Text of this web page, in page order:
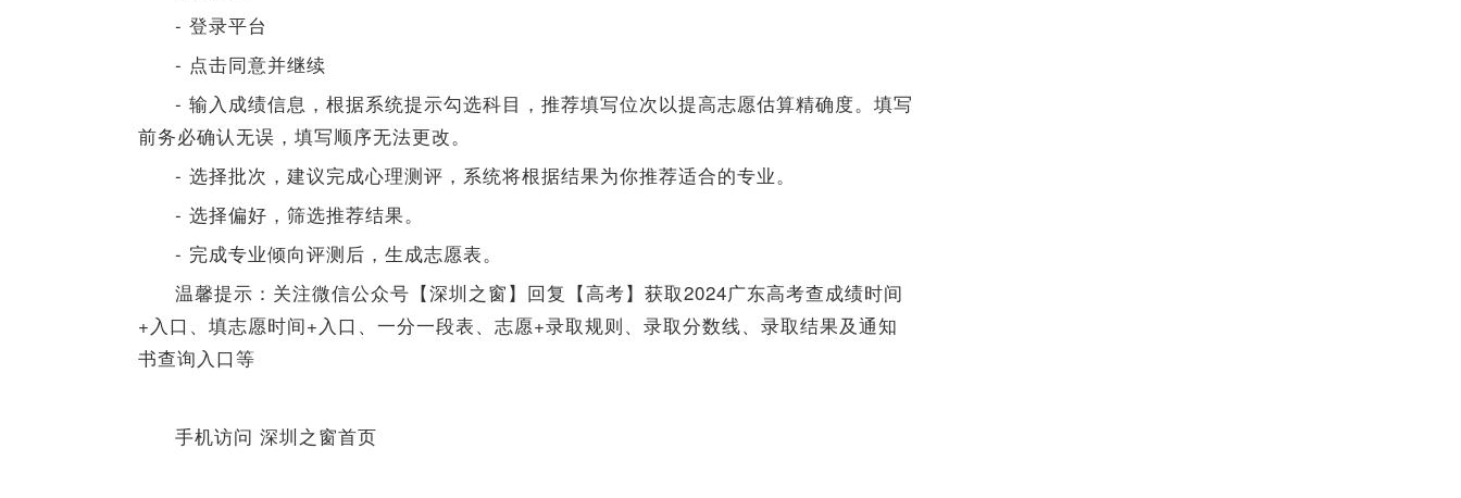
- 登录平台
- 点击同意并继续
- 输入成绩信息，根据系统提示勾选科目，推荐填写位次以提高志愿估算精确度。填写
前务必确认无误，填写顺序无法更改。
- 选择批次，建议完成心理测评，系统将根据结果为你推荐适合的专业。
- 选择偏好，筛选推荐结果。
- 完成专业倾向评测后，生成志愿表。
温馨提示：关注微信公众号【深圳之窗】回复【高考】获取2024广东高考查成绩时间
+入口、填志愿时间+入口、一分一段表、志愿+录取规则、录取分数线、录取结果及通知
书查询入口等
手机访问 深圳之窗首页